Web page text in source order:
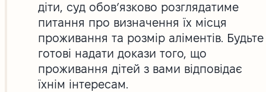
діти, суд обов’язково розглядатиме
питання про визначення їх місця
проживання та розмір аліментів. Будьте
готові надати докази того, що
проживання дітей з вами відповідає
їхнім інтересам.